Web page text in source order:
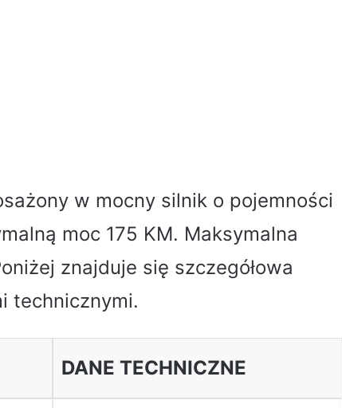
w mocny silnik o pojemności
moc 175 KM. Maksymalna
znajduje się szczegółowa
technicznymi.
DANE TECHNICZNE